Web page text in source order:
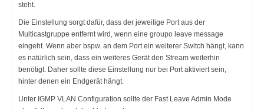
steht.
Die Einstellung sorgt dafür, dass der jeweilige Port aus der
Multicastgruppe entfernt wird, wenn eine groupo leave message
eingeht. Wenn aber bspw. an dem Port ein weiterer Switch hängt, kann
es natürlich sein, dass ein weiteres Gerät den Stream weiterhin
benötigt. Daher sollte diese Einstellung nur bei Port aktiviert sein,
hinter denen ein Endgerät hängt.
Unter IGMP VLAN Configuration sollte der Fast Leave Admin Mode